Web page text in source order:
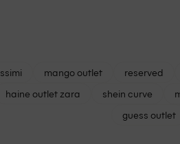
mango outlet reserved
haine outlet zara shein curve
guess outlet